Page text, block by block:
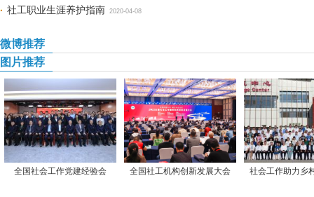
社工职业生涯养护指南 2020-04-08
微博推荐
图片推荐
全国社会工作党建经验会 全国社工机构创新发展大会 社会工作助力乡